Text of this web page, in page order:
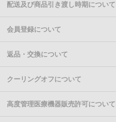
配送及び商品引き渡し時期について
会員登録について
返品・交換について
クーリングオフについて
高度管理医療機器販売許可について